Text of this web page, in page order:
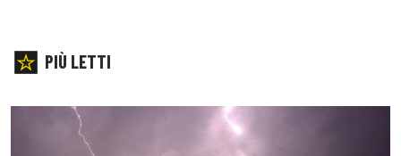
PIÙ LETTI